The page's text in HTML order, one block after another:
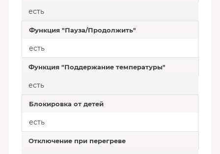
есть
Функция "Пауза/Продолжить"
есть
Функция "Поддержание температуры"
есть
Блокировка от детей
есть
Отключение при перегреве